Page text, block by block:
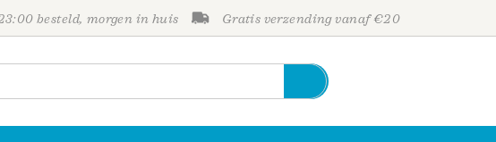
besteld, morgen in huis Gratis verzending vanaf €20